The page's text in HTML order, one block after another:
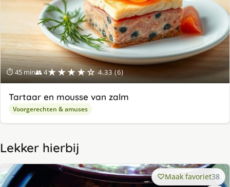
⏱ 45 min👥 4★★★★☆ 4.33 (6)
Tartaar en mousse van zalm
Voorgerechten & amuses
Lekker hierbij
Maak favoriet38